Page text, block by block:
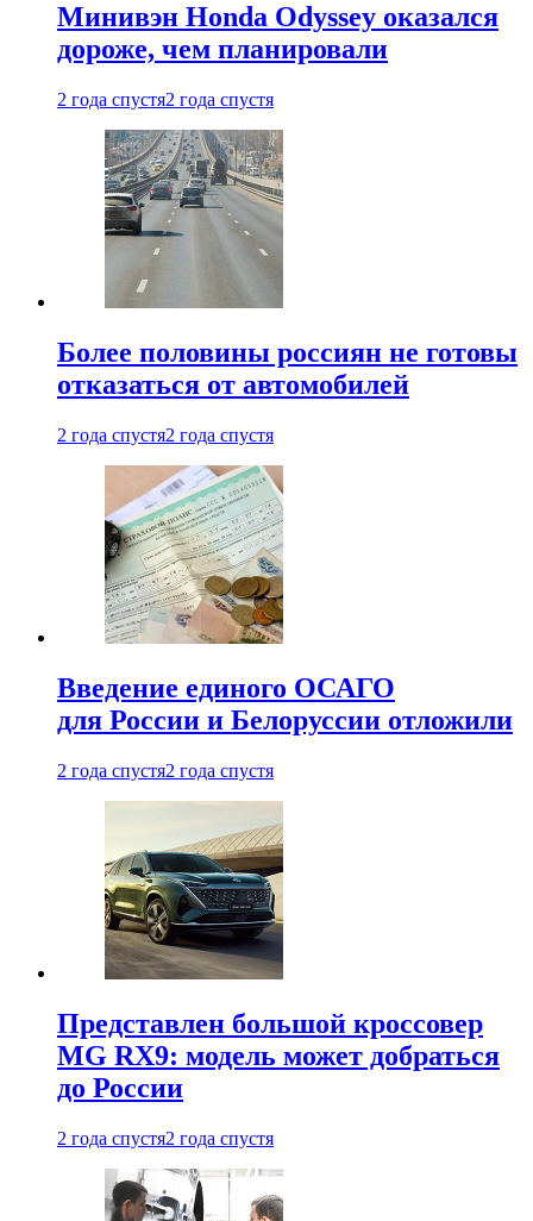
Минивэн Honda Odyssey оказался
дороже, чем планировали
2 года спустя2 года спустя
Более половины россиян не готовы
отказаться от автомобилей
2 года спустя2 года спустя
Введение единого ОСАГО
для России и Белоруссии отложили
2 года спустя2 года спустя
Представлен большой кроссовер
MG RX9: модель может добраться
до России
2 года спустя2 года спустя